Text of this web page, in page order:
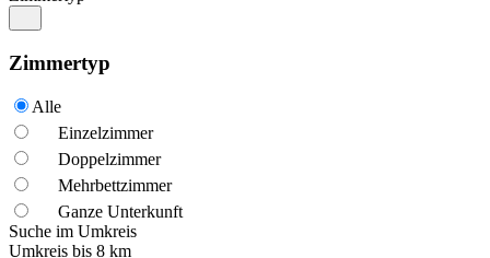
Zimmertyp
Alle
Einzelzimmer
Doppelzimmer
Mehrbettzimmer
Ganze Unterkunft
Suche im Umkreis
Umkreis bis 8 km